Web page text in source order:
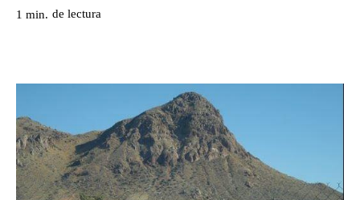
1 min. de lectura